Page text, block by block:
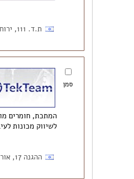
ת.ד. 111, ירוחם, 80550
סמן
המתכת, חומרים
לשיווק מכונות
ההגנה 17, אור יהודה